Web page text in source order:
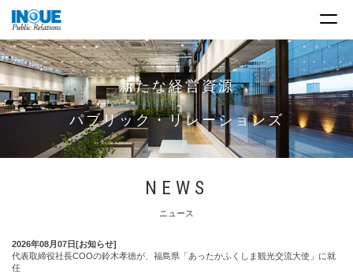
メ
ニ
ー
NEWS
ニュース
2026年08月07日[お知らせ]
代表取締役社長COOの鈴木孝徳が、福島県「あったかふくしま観光交流大使」に就
任